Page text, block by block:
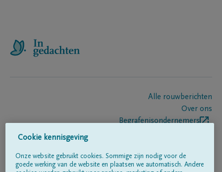
Alle rouwberichten
Over ons
Begrafenisondernemers
Volg ons op
Cookie kennisgeving
Onze website gebruikt cookies. Sommige zijn nodig voor de
goede werking van de website en plaatsen we automatisch. Andere